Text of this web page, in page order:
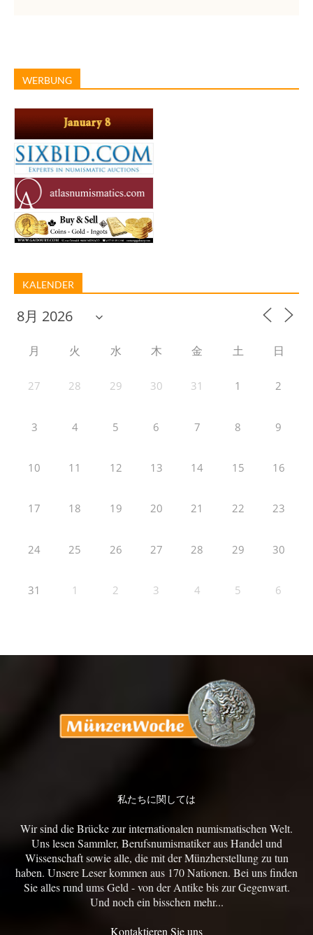
WERBUNG
KALENDER
月 火 水 木 金 土 日
27 28 29 30 31 1 2
3 4 5 6 7 8 9
10 11 12 13 14 15 16
17 18 19 20 21 22 23
24 25 26 27 28 29 30
31 1 2 3 4 5 6
私たちに関しては
Wir sind die Brücke zur internationalen numismatischen Welt.
Uns lesen Sammler, Berufsnumismatiker aus Handel und
Wissenschaft sowie alle, die mit der Münzherstellung zu tun
haben. Unsere Leser kommen aus 170 Nationen. Bei uns finden
Sie alles rund ums Geld - von der Antike bis zur Gegenwart.
Und noch ein bisschen mehr...
Kontaktieren Sie uns